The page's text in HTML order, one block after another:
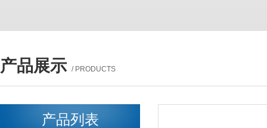
产品展示 / PRODUCTS
产品列表